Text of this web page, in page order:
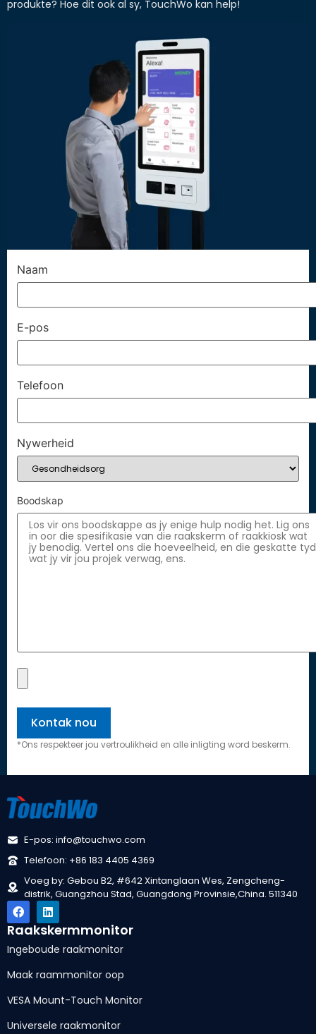
produkte? Hoe dit ook al sy, TouchWo kan help!
Naam
E-pos
Telefoon
Nywerheid
Boodskap
*Ons respekteer jou vertroulikheid en alle inligting word beskerm.
E-pos: info@touchwo.com
Telefoon: +86 183 4405 4369
Voeg by: Gebou B2, #642 Xintanglaan Wes, Zengcheng-
distrik, Guangzhou Stad, Guangdong Provinsie,China. 511340
Raakskermmonitor
Ingeboude raakmonitor
Maak raammonitor oop
VESA Mount-Touch Monitor
Universele raakmonitor